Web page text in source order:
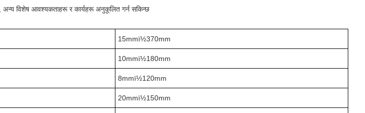
अन्य विशेष आवश्यकताहरू र कार्यहरू अनुकूलित गर्न सकिन्छ
15mmï½370mm
10mmï½180mm
8mmï½120mm
20mmï½150mm